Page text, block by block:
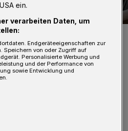
Verwaltung die vom
gestellte Software zur
ein.
verarbeiten Daten, um
Endgeräteeigenschaften zur
Speichern von oder Zugriff auf
Personalisierte Werbung und
und der Performance von
sowie Entwicklung und